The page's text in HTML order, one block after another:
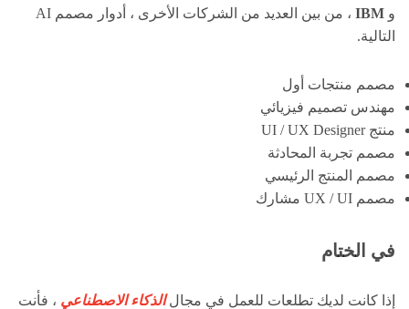
و IBM
، من بين العديد من الشركات الأخرى ، أدوار مصمم AI
التالية.
مصمم منتجات أول
مهندس تصميم فيزيائي
منتج UI / UX Designer
مصمم تجربة المحادثة
مصمم المنتج الرئيسي
مصمم UX / UI مشارك
في الختام
إذا كانت لديك تطلعات للعمل في مجالالذكاء الاصطناعي ، فأنت